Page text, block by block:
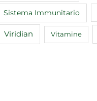
Sistema Immunitario
Viridian Vitamine